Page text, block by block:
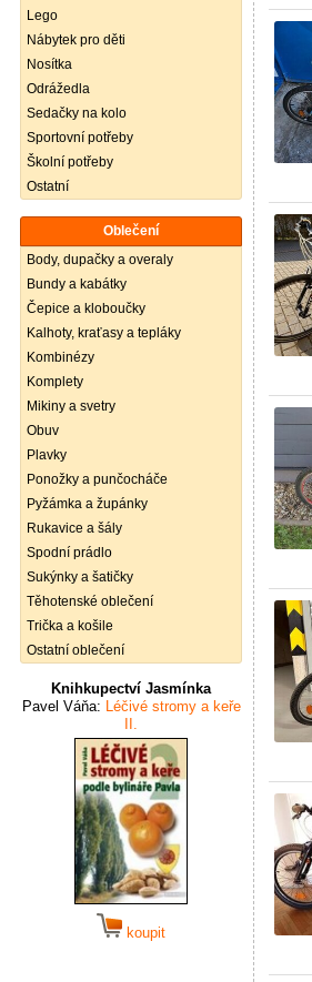
Lego
Nábytek pro děti
Nosítka
Odrážedla
Sedačky na kolo
Sportovní potřeby
Školní potřeby
Ostatní
Oblečení
Body, dupačky a overaly
Bundy a kabátky
Čepice a kloboučky
Kalhoty, kraťasy a tepláky
Kombinézy
Komplety
Mikiny a svetry
Obuv
Plavky
Ponožky a punčocháče
Pyžámka a župánky
Rukavice a šály
Spodní prádlo
Sukýnky a šatičky
Těhotenské oblečení
Trička a košile
Ostatní oblečení
Knihkupectví Jasmínka
Pavel Váňa: Léčivé stromy a keře
II.
koupit